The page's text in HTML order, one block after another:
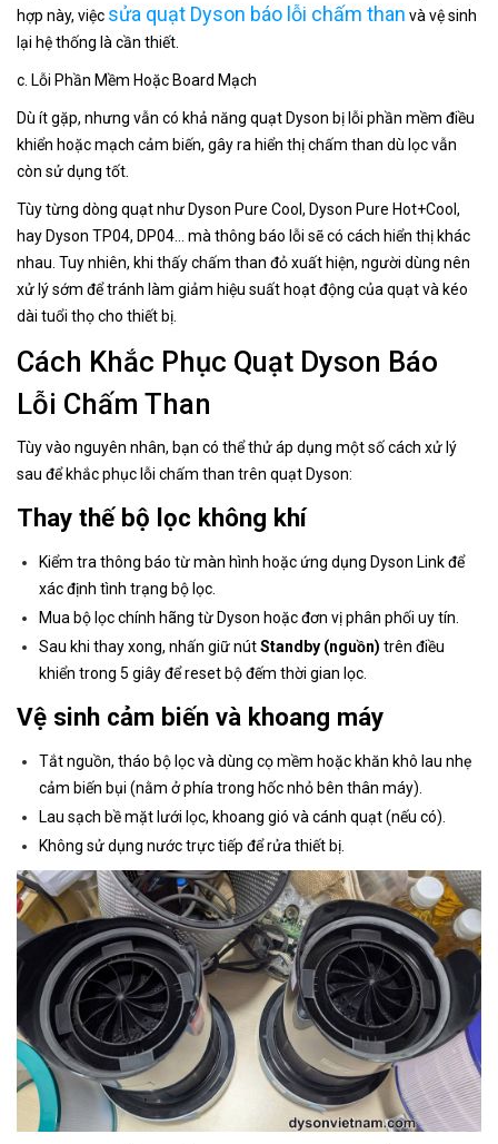
hợp này, việc sửa quạt Dyson báo lỗi chấm than và vệ sinh
lại hệ thống là cần thiết.
c. Lỗi Phần Mềm Hoặc Board Mạch
Dù ít gặp, nhưng vẫn có khả năng quạt Dyson bị lỗi phần mềm điều
khiển hoặc mạch cảm biến, gây ra hiển thị chấm than dù lọc vẫn
còn sử dụng tốt.
Tùy từng dòng quạt như Dyson Pure Cool, Dyson Pure Hot+Cool,
hay Dyson TP04, DP04... mà thông báo lỗi sẽ có cách hiển thị khác
nhau. Tuy nhiên, khi thấy chấm than đỏ xuất hiện, người dùng nên
xử lý sớm để tránh làm giảm hiệu suất hoạt động của quạt và kéo
dài tuổi thọ cho thiết bị.
Cách Khắc Phục Quạt Dyson Báo
Lỗi Chấm Than
Tùy vào nguyên nhân, bạn có thể thử áp dụng một số cách xử lý
sau để khắc phục lỗi chấm than trên quạt Dyson:
Thay thế bộ lọc không khí
Kiểm tra thông báo từ màn hình hoặc ứng dụng Dyson Link để
xác định tình trạng bộ lọc.
Mua bộ lọc chính hãng từ Dyson hoặc đơn vị phân phối uy tín.
Sau khi thay xong, nhấn giữ nútStandby (nguồn) trên điều
khiển trong 5 giây để reset bộ đếm thời gian lọc.
Vệ sinh cảm biến và khoang máy
Tắt nguồn, tháo bộ lọc và dùng cọ mềm hoặc khăn khô lau nhẹ
cảm biến bụi (nằm ở phía trong hốc nhỏ bên thân máy).
Lau sạch bề mặt lưới lọc, khoang gió và cánh quạt (nếu có).
Không sử dụng nước trực tiếp để rửa thiết bị.